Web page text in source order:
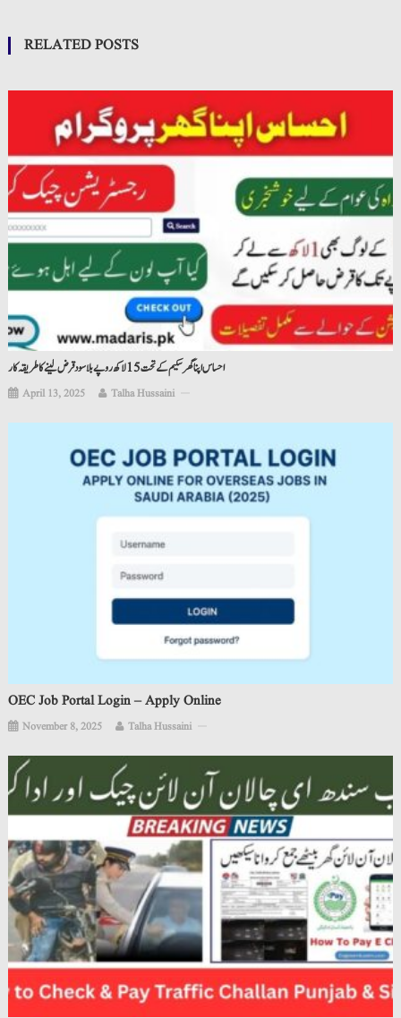
RELATED POSTS
احساس اپنا گھر سکیم کے تحت 15 لاکھ روپے بلا سود قرض لینے کا طریقہ کار
April 13, 2025 Talha Hussaini
OEC Job Portal Login – Apply Online
November 8, 2025 Talha Hussaini